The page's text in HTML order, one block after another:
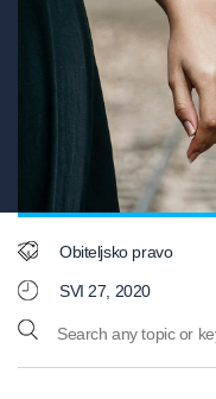
Obiteljsko pravo
SVI 27, 2020